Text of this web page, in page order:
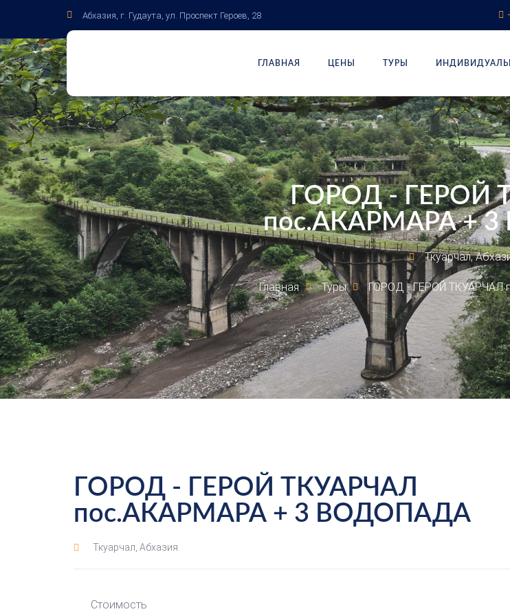
Абхазия, г. Гудаута, ул. Проспект Героев, 28
ГЛАВНАЯ ЦЕНЫ ТУРЫ
ГОРОД - ГЕРОЙ
пос.АКАРМАРА +
Ткуарчал,
Главная Туры ГОРОД - ГЕРОЙ
ГОРОД - ГЕРОЙ ТКУАРЧАЛ
пос.АКАРМАРА + 3 ВОДОПАДА
Ткуарчал, Абхазия
Стоимость